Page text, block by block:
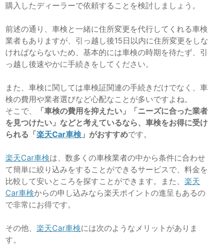
購入したディーラーで依頼することを検討しましょう。
前述の通り、車検と一緒に住所変更を代行してくれる車検
業者もありますが、引っ越し後15日以内に住所変更をしな
ければならないため、基本的には車検の時期を待たず、引
っ越し後速やかに手続きをしてください。
また、車検に関しては車検証関連の手続きだけでなく、車
検の費用や業者選びなど心配なことが多いですよね。
そこで、
「車検の費用を抑えたい」「ニーズに合った業者
を見つけたい」などと考えているなら、車検をお得に受け
られる「楽天Car車検 」がおすすめです。
楽天Car車検は、数多くの車検業者の中から条件に合わせ
て簡単に絞り込みをすることができるサービスで、料金を
比較して安いところを探すことができます。また、楽天
Car車検からの申し込みなら楽天ポイントの進呈もあるの
で非常にお得です。
その他、楽天Car車検には次のようなメリットがありま
す。